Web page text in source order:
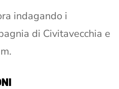
indagando i
di Civitavecchia e